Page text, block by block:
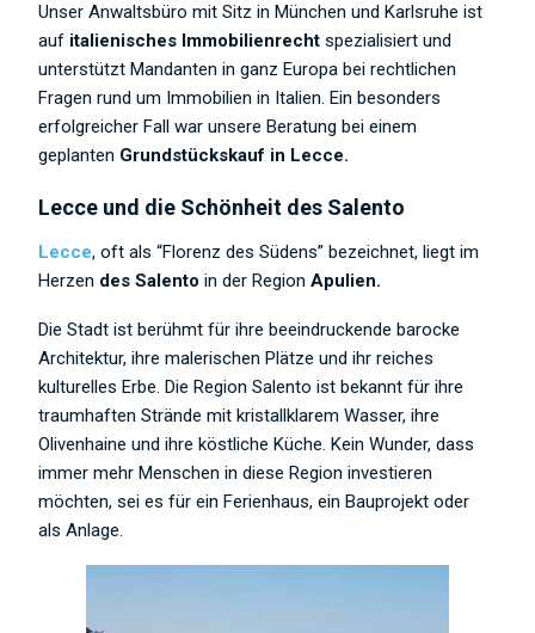
Unser Anwaltsbüro mit Sitz in München und Karlsruhe ist
auf italienisches Immobilienrechtspezialisiert und
unterstützt Mandanten in ganz Europa bei rechtlichen
Fragen rund um Immobilien in Italien. Ein besonders
erfolgreicher Fall war unsere Beratung bei einem
geplanten Grundstückskauf in Lecce.
Lecce und die Schönheit des Salento
Lecce, oft als “Florenz des Südens” bezeichnet, liegt im
Herzen des Salento in der RegionApulien.
Die Stadt ist berühmt für ihre beeindruckende barocke
Architektur, ihre malerischen Plätze und ihr reiches
kulturelles Erbe. Die Region Salento ist bekannt für ihre
traumhaften Strände mit kristallklarem Wasser, ihre
Olivenhaine und ihre köstliche Küche. Kein Wunder, dass
immer mehr Menschen in diese Region investieren
möchten, sei es für ein Ferienhaus, ein Bauprojekt oder
als Anlage.